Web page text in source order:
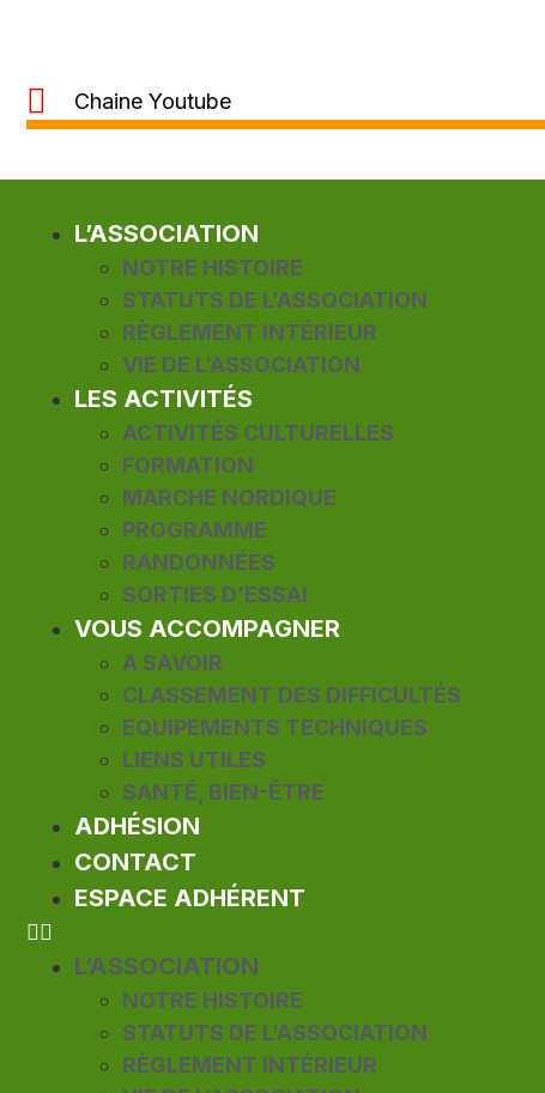
Chaine Youtube
L’ASSOCIATION
NOTRE HISTOIRE
STATUTS DE L’ASSOCIATION
RÈGLEMENT INTÉRIEUR
VIE DE L’ASSOCIATION
LES ACTIVITÉS
ACTIVITÉS CULTURELLES
FORMATION
MARCHE NORDIQUE
PROGRAMME
RANDONNÉES
SORTIES D’ESSAI
VOUS ACCOMPAGNER
A SAVOIR
CLASSEMENT DES DIFFICULTÉS
EQUIPEMENTS TECHNIQUES
LIENS UTILES
SANTÉ, BIEN-ÊTRE
ADHÉSION
CONTACT
ESPACE ADHÉRENT
L’ASSOCIATION
NOTRE HISTOIRE
STATUTS DE L’ASSOCIATION
RÈGLEMENT INTÉRIEUR